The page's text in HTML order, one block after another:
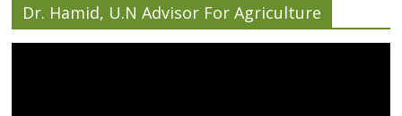
Dr. Hamid, U.N Advisor For Agriculture